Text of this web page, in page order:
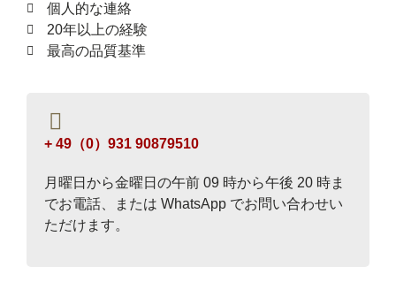
個人的な連絡
20年以上の経験
最高の品質基準
+ 49（0）931 90879510
月曜日から金曜日の午前 09 時から午後 20 時ま
でお電話、または WhatsApp でお問い合わせい
ただけます。